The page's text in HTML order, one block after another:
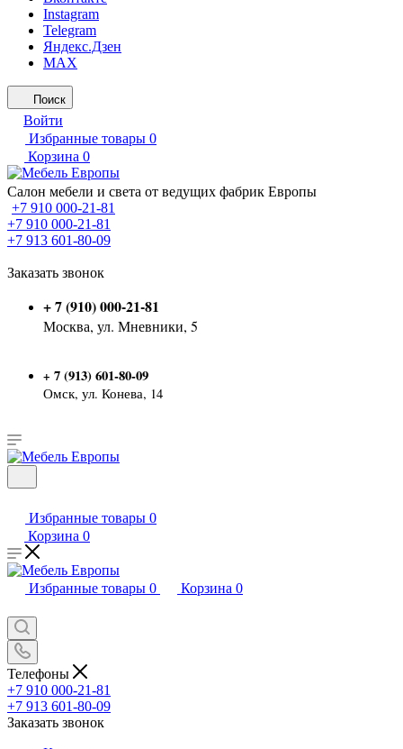
Instagram
Telegram
Яндекс.Дзен
MAX
Поиск
Войти
Избранные товары 0
Корзина 0
Салон мебели и света от ведущих фабрик Европы
+7 910 000-21-81
+7 910 000-21-81
+7 913 601-80-09
Заказать звонок
+ 7 (910) 000-21-81
Москва, ул. Мневники, 5
+ 7 (913) 601-80-09
Омск, ул. Конева, 14
Избранные товары 0
Корзина 0
Избранные товары 0 Корзина 0
Телефоны
+7 910 000-21-81
+7 913 601-80-09
Заказать звонок